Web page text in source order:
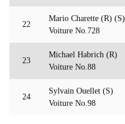
22
Mario Charette (R) (S)
Voiture No.728
23
Michael Habrich (R)
Voiture No.88
24
Sylvain Ouellet (S)
Voiture No.98